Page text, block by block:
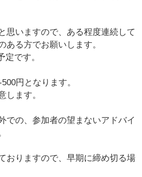
思いますので、ある程度連続して
ある方でお願いします。
定です。
円となります。
します。
での、参加者の望まないアドバイ
おりますので、早期に締め切る場